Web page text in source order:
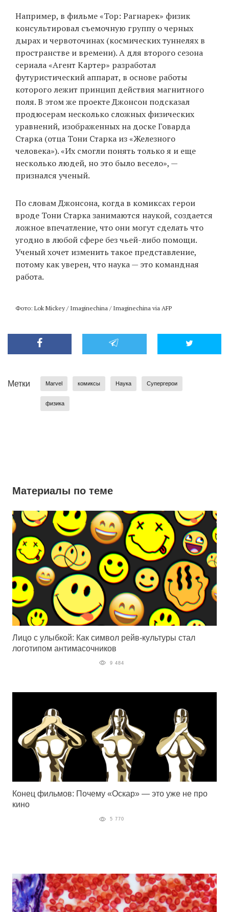
Например, в фильме «Тор: Рагнарек» физик
консультировал съемочную группу о черных
дырах и червоточинах (космических туннелях в
пространстве и времени). А для второго сезона
сериала «Агент Картер» разработал
футуристический аппарат, в основе работы
которого лежит принцип действия магнитного
поля. В этом же проекте Джонсон подсказал
продюсерам несколько сложных физических
уравнений, изображенных на доске Говарда
Старка (отца Тони Старка из «Железного
человека»). «Их смогли понять только я и еще
несколько людей, но это было весело», —
признался ученый.
По словам Джонсона, когда в комиксах герои
вроде Тони Старка занимаются наукой, создается
ложное впечатление, что они могут сделать что
угодно в любой сфере без чьей-либо помощи.
Ученый хочет изменить такое представление,
потому как уверен, что наука — это командная
работа.
Фото: Lok Mickey / Imaginechina / Imaginechina via AFP
Метки Marvel комиксы Наука Супергерои
физика
Материалы по теме
Лицо с улыбкой: Как символ рейв-культуры стал
логотипом антимасочников
9 484
Конец фильмов: Почему «Оскар» — это уже не про
кино
5 770